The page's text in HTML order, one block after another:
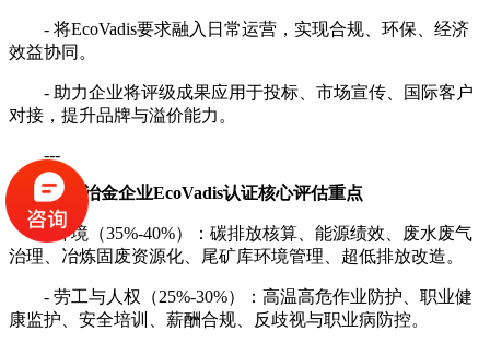
- 将EcoVadis要求融入日常运营，实现合规、环保、经济
效益协同。
- 助力企业将评级成果应用于投标、市场宣传、国际客户
对接，提升品牌与溢价能力。
---
三、冶金企业EcoVadis认证核心评估重点
- 环境（35%-40%）：碳排放核算、能源绩效、废水废气
治理、冶炼固废资源化、尾矿库环境管理、超低排放改造。
- 劳工与人权（25%-30%）：高温高危作业防护、职业健
康监护、安全培训、薪酬合规、反歧视与职业病防控。